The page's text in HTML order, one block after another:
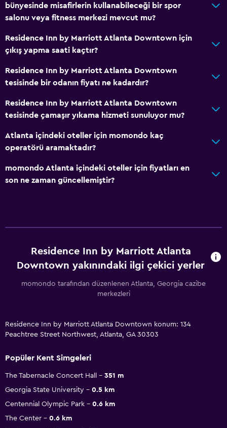
bünyesinde misafirlerin kullanabileceği bir spor
salonu veya fitness merkezi mevcut mu?
Residence Inn by Marriott Atlanta Downtown için
çıkış yapma saati kaçtır?
Residence Inn by Marriott Atlanta Downtown
tesisinde bir odanın fiyatı ne kadardır?
Residence Inn by Marriott Atlanta Downtown
tesisinde çamaşır yıkama hizmeti sunuluyor mu?
Atlanta içindeki oteller için momondo kaç
operatörü aramaktadır?
momondo Atlanta içindeki oteller için fiyatları en
son ne zaman güncellemiştir?
Residence Inn by Marriott Atlanta
Downtown yakınındaki ilgi çekici yerler
momondo tarafından düzenlenen Atlanta, Georgia cazibe
merkezleri
Residence Inn by Marriott Atlanta Downtown konum: 134
Peachtree Street Northwest, Atlanta, GA 30303
Popüler Kent Simgeleri
The Tabernacle Concert Hall
351 m
Georgia State University
0.5 km
Centennial Olympic Park
0.6 km
The Center
0.6 km